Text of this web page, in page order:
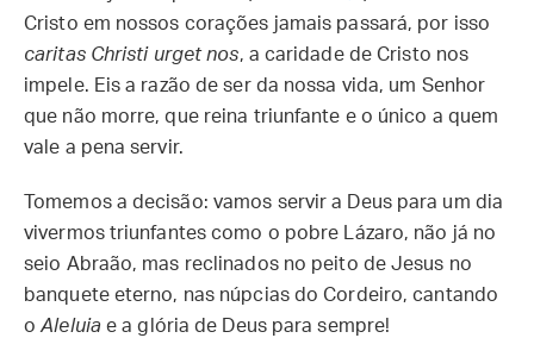
Cristo em nossos corações jamais passará, por isso
caritas Christi urget nos, a caridade de Cristo nos
impele. Eis a razão de ser da nossa vida, um Senhor
que não morre, que reina triunfante e o único a quem
vale a pena servir.
Tomemos a decisão: vamos servir a Deus para um dia
vivermos triunfantes como o pobre Lázaro, não já no
seio Abraão, mas reclinados no peito de Jesus no
banquete eterno, nas núpcias do Cordeiro, cantando
oAleluiae a glória de Deus para sempre!